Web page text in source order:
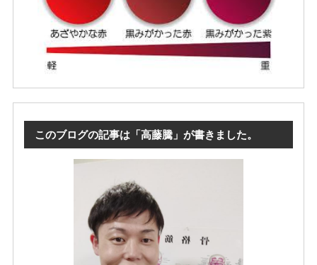
このブログの記事は「高藤騰」が書きました。